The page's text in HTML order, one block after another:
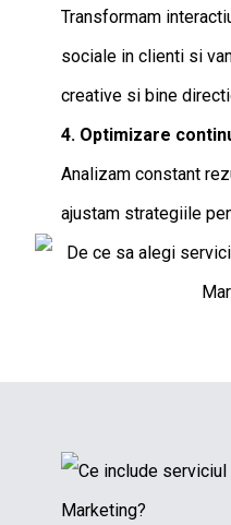
Transformam
sociale in clienti si
creative si bine
4. Optimizare
Analizam constant
ajustam strategiile